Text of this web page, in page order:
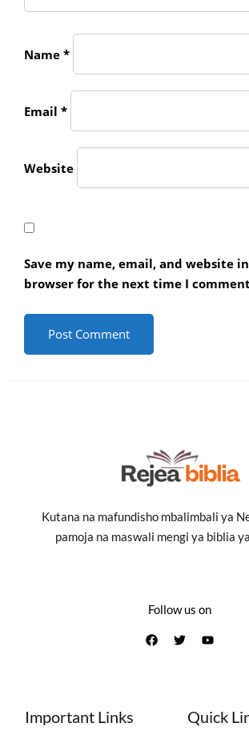
Name *
Email *
Website
Save my name, email, and website
browser for the next time I
Kutana na mafundisho mbalimbali ya
pamoja na maswali mengi ya biblia
Follow us on
Important Links Quick